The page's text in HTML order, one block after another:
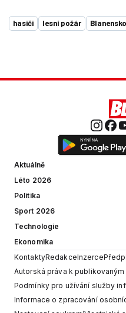
hasiči lesní požár Blanensko
Aktuálně
Léto 2026
Politika
Sport 2026
Technologie
Ekonomika
KontaktyRedakceInzerce
Autorská práva k publikovaným
Podmínky pro užívání služby
Informace o zpracování